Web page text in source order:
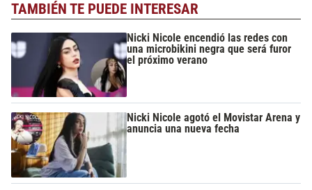
TAMBIÉN TE PUEDE INTERESAR
Nicki Nicole encendió las redes con
una microbikini negra que será furor
el próximo verano
Nicki Nicole agotó el Movistar Arena y
anuncia una nueva fecha